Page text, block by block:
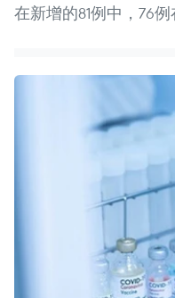
在新增的81例中，76